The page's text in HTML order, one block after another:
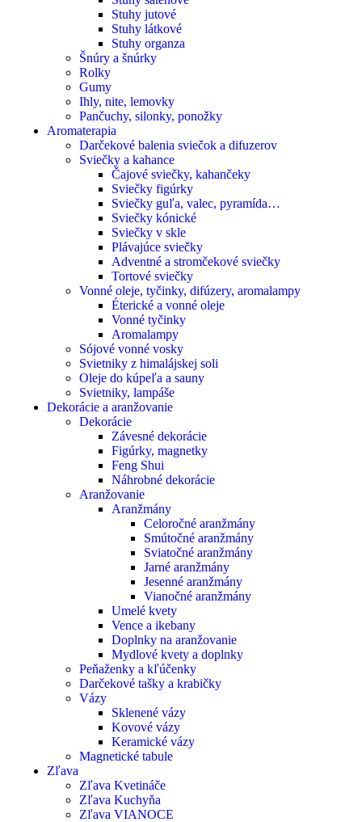
Stuhy jutové
Stuhy látkové
Stuhy organza
Šnúry a šnúrky
Rolky
Gumy
Ihly, nite, lemovky
Pančuchy, silonky, ponožky
Aromaterapia
Darčekové balenia sviečok a difuzerov
Sviečky a kahance
Čajové sviečky, kahančeky
Sviečky figúrky
Sviečky guľa, valec, pyramída…
Sviečky kónické
Sviečky v skle
Plávajúce sviečky
Adventné a stromčekové sviečky
Tortové sviečky
Vonné oleje, tyčinky, difúzery, aromalampy
Éterické a vonné oleje
Vonné tyčinky
Aromalampy
Sójové vonné vosky
Svietniky z himalájskej soli
Oleje do kúpeľa a sauny
Svietniky, lampáše
Dekorácie a aranžovanie
Dekorácie
Závesné dekorácie
Figúrky, magnetky
Feng Shui
Náhrobné dekorácie
Aranžovanie
Aranžmány
Celoročné aranžmány
Smútočné aranžmány
Sviatočné aranžmány
Jarné aranžmány
Jesenné aranžmány
Vianočné aranžmány
Umelé kvety
Vence a ikebany
Doplnky na aranžovanie
Mydlové kvety a doplnky
Peňaženky a kľúčenky
Darčekové tašky a krabičky
Vázy
Sklenené vázy
Kovové vázy
Keramické vázy
Magnetické tabule
Zľava
Zľava Kvetináče
Zľava Kuchyňa
Zľava VIANOCE